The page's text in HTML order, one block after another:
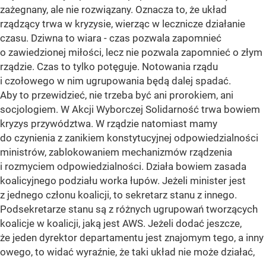
zażegnany, ale nie rozwiązany. Oznacza to, że układ
rządzący trwa w kryzysie, wierząc w lecznicze działanie
czasu. Dziwna to wiara - czas pozwala zapomnieć
o zawiedzionej miłości, lecz nie pozwala zapomnieć o złym
rządzie. Czas to tylko potęguje. Notowania rządu
i czołowego w nim ugrupowania będą dalej spadać.
Aby to przewidzieć, nie trzeba być ani prorokiem, ani
socjologiem. W Akcji Wyborczej Solidarność trwa bowiem
kryzys przywództwa. W rządzie natomiast mamy
do czynienia z zanikiem konstytucyjnej odpowiedzialności
ministrów, zablokowaniem mechanizmów rządzenia
i rozmyciem odpowiedzialności. Działa bowiem zasada
koalicyjnego podziału worka łupów. Jeżeli minister jest
z jednego członu koalicji, to sekretarz stanu z innego.
Podsekretarze stanu są z różnych ugrupowań tworzących
koalicje w koalicji, jaką jest AWS. Jeżeli dodać jeszcze,
że jeden dyrektor departamentu jest znajomym tego, a inny
owego, to widać wyraźnie, że taki układ nie może działać,